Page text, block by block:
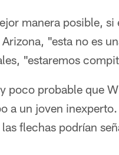
manera posible, si
"esta no es
"estaremos
poco probable que
a un joven
flechas podrían